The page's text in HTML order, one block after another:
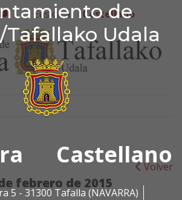
de
Tafallako Udala
Castellano
5 - 31300 Tafalla (NAVARRA)
de
youtube
Euskera Castellano
Volver
febrero de 2015